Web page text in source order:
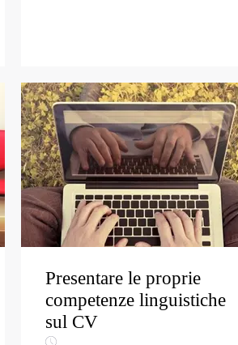
Presentare le proprie
competenze linguistiche
sul CV